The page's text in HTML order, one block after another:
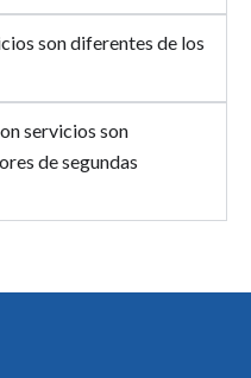
son diferentes de los
servicios son
de segundas